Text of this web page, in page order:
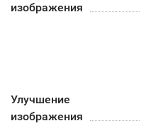
изображения
Улучшение
изображения